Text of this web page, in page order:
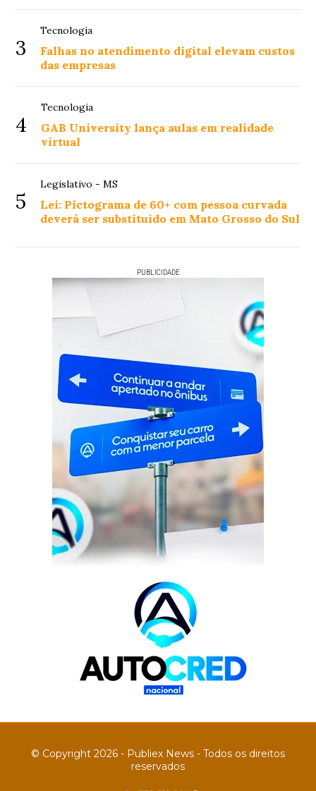
3
Tecnologia
Falhas no atendimento digital elevam custos
das empresas
4
Tecnologia
GAB University lança aulas em realidade
virtual
5
Legislativo - MS
Lei: Pictograma de 60+ com pessoa curvada
deverá ser substituído em Mato Grosso do Sul
PUBLICIDADE
© Copyright 2026 - Publiex News - Todos os direitos
reservados